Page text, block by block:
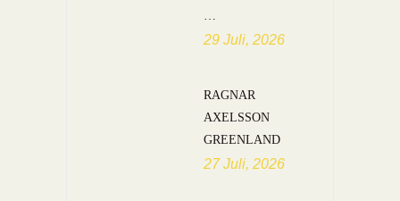
29 Juli, 2026
RAGNAR
AXELSSON
GREENLAND
27 Juli, 2026